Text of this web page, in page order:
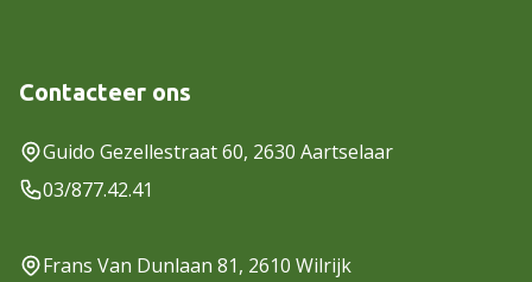
Contacteer ons
Guido Gezellestraat 60, 2630 Aartselaar
03/877.42.41
Frans Van Dunlaan 81, 2610 Wilrijk